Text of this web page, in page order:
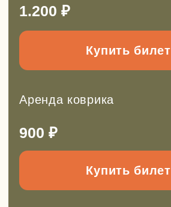
Так же у нас есть
другие походы
Групповые выезды на заказ
Можем провести для вас: